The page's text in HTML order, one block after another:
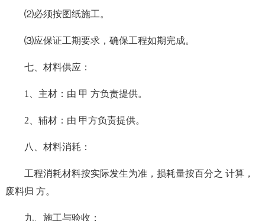
⑵必须按图纸施工。
⑶应保证工期要求，确保工程如期完成。
七、材料供应：
1、主材：由 甲 方负责提供。
2、辅材：由 甲方负责提供。
八、材料消耗：
工程消耗材料按实际发生为准，损耗量按百分之 计算，
废料归 方。
九、施工与验收：